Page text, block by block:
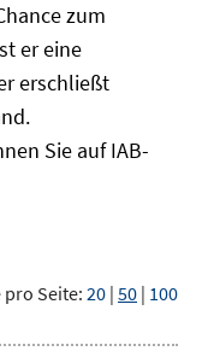
zum
er eine
erschließt
Sie auf IAB-
pro Seite:20 | 50 | 100